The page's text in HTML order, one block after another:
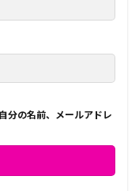
分の名前、メールアドレ